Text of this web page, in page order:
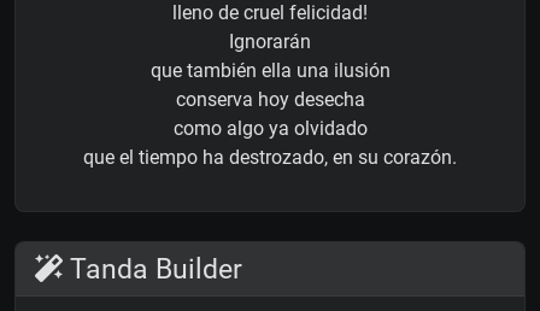
lleno de cruel felicidad!
Ignorarán
que también ella una ilusión
conserva hoy desecha
como algo ya olvidado
que el tiempo ha destrozado, en su corazón.
Tanda Builder